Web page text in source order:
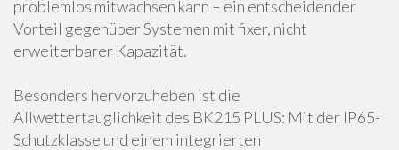
problemlos mitwachsen kann – ein entscheidender
Vorteil gegenüber Systemen mit fixer, nicht
erweiterbarer Kapazität.
Besonders hervorzuheben ist die
Allwettertauglichkeit des BK215 PLUS: Mit der IP65-
Schutzklasse und einem integrierten